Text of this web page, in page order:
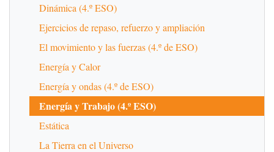
Dinámica (4.º ESO)
Ejercicios de repaso, refuerzo y ampliación
El movimiento y las fuerzas (4.º de ESO)
Energía y Calor
Energía y ondas (4.º de ESO)
Energía y Trabajo (4.º ESO)
Estática
La Tierra en el Universo